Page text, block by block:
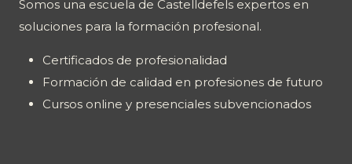
Somos una escuela de Castelldefels expertos en
soluciones para la formación profesional.
Certificados de profesionalidad
Formación de calidad en profesiones de futuro
Cursos online y presenciales subvencionados